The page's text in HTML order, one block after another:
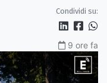
Condividi su:
9 ore fa